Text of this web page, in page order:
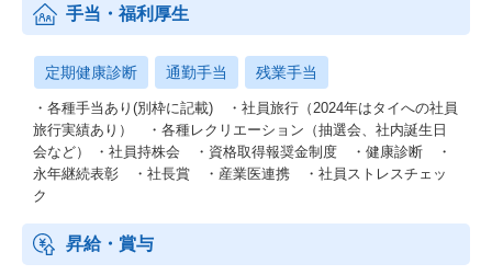
手当・福利厚生
定期健康診断 通勤手当 残業手当
・各種手当あり(別枠に記載) ・社員旅行（2024年はタイへの社員
旅行実績あり） ・各種レクリエーション（抽選会、社内誕生日
会など） ・社員持株会 ・資格取得報奨金制度 ・健康診断 ・
永年継続表彰 ・社長賞 ・産業医連携 ・社員ストレスチェッ
ク
昇給・賞与